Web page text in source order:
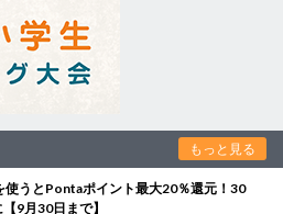
もっと見る
使うとPontaポイント最大20％還元！30
9月30日まで】